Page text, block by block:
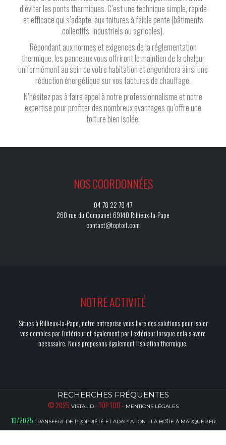
d’éviter les ponts thermiques. C’est une technique simple, rapide
et efficace qui s’adapte, aux toitures à faible pente (bâtiments
collectifs, industriels ou agricoles).
Répondant aux normes et exigences de la réglementation
thermique, les panneaux vous offriront le maintien de la chaleur
uniformément au sein de votre habitation et engendrera ainsi une
réduction énergétique sur vos factures de chauffage.
N’hésitez pas à faire appel à notre professionnalisme et notre
expertise pour profiter des nombreux avantages qu’offre une
toiture bien isolée.
NOS COORDONNÉES
04 78 22 79 47
260 rue du Companet 69140 Rillieux-la-Pape
contact@toptoit.com
NOTRE ACTIVITÉ
Situés à Rillieux-la-Pape, notre entreprise vous livre des solutions pour isoler
vos combles par l’intérieur et également par l’extérieur lorsque cela s’avère
nécessaire. Nous proposons également l'isolation thermique.
RECHERCHES FRÉQUENTES
© 2025 VISTALID- TOP TOIT - MENTIONS LÉGALES
10/2025TRANSFERT DE PROPRIÉTÉ ET ADAPTATION - LA BOÎTE À MARQUER.FR